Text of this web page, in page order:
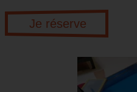
Je réserve